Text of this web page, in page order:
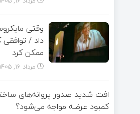
وقتی
داد /
ممکن کرد
مرداد ۱۶, ۱۴۰۵
افت شدید صدور پروانه‌های
کمبود عرضه مواجه می‌شود؟